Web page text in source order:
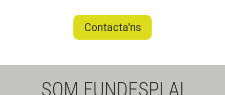
Contacta'ns
SOM FUNDESPLAI